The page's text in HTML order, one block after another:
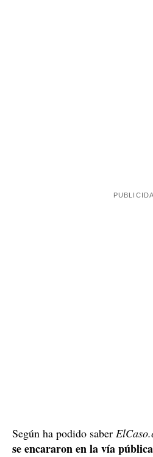
Según ha podido saber
se encararon en la vía pública